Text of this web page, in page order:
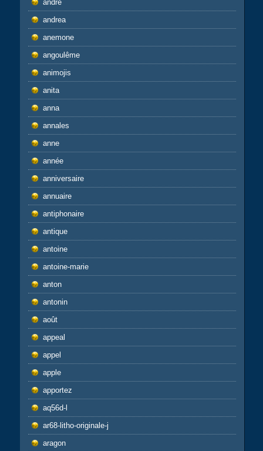
andré
andrea
anemone
angoulême
animojis
anita
anna
annales
anne
année
anniversaire
annuaire
antiphonaire
antique
antoine
antoine-marie
anton
antonin
août
appeal
appel
apple
apportez
aq56d-l
ar68-litho-originale-j
aragon